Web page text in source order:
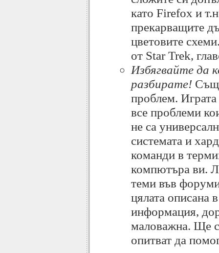
като Firefox и
прекарващите
цветовите
от Star Trek,
Избягвайте да
разбирате!
проблем.
все проблеми
не са
системата и
команди в
компютъра ви.
теми във
цялата описана
информация,
маловажна. Ще
опитват да